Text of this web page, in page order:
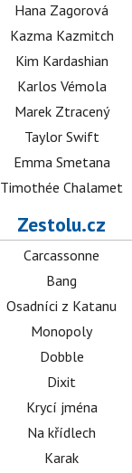
Hana Zagorová
Kazma Kazmitch
Kim Kardashian
Karlos Vémola
Marek Ztracený
Taylor Swift
Emma Smetana
Timothée Chalamet
Zestolu.cz
Carcassonne
Bang
Osadníci z Katanu
Monopoly
Dobble
Dixit
Krycí jména
Na křídlech
Karak